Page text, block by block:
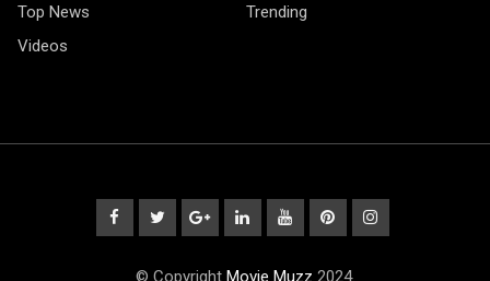
Top News
Trending
Videos
© Copyright Movie Muzz 2024.